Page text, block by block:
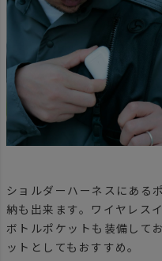
ショルダーハーネスにある
納も出来ます。ワイヤレス
ボトルポケットも装備して
ットとしてもおすすめ。